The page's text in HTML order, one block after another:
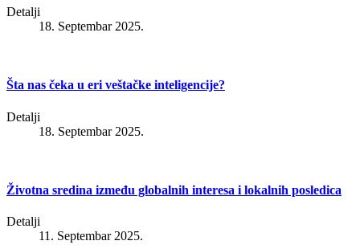
Detalji
18. Septembar 2025.
Šta nas čeka u eri veštačke inteligencije?
Detalji
18. Septembar 2025.
Životna sredina između globalnih interesa i lokalnih posledica
Detalji
11. Septembar 2025.